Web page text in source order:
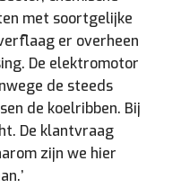
met soortgelijke
er overheen
De elektromotor
de steeds
de koelribben. Bij
De klantvraag
zijn we hier